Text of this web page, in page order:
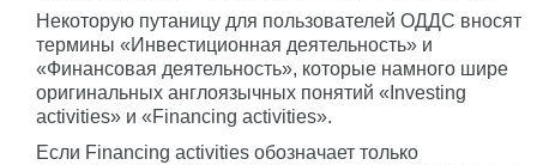
Некоторую путаницу для пользователей ОДДС вносят
термины «Инвестиционная деятельность» и
«Финансовая деятельность», которые намного шире
оригинальных англоязычных понятий «Investing
activities» и «Financing activities».
Если Financing activities обозначает только